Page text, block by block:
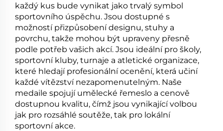
každý kus bude vynikat jako trvalý symbol
sportovního úspěchu. Jsou dostupné s
možností přizpůsobení designu, stuhy a
povrchu, takže mohou být upraveny přesně
podle potřeb vašich akcí. Jsou ideální pro školy,
sportovní kluby, turnaje a atletické organizace,
které hledají profesionální ocenění, která učiní
každé vítězství nezapomenutelným. Naše
medaile spojují umělecké řemeslo a cenově
dostupnou kvalitu, čímž jsou vynikající volbou
jak pro rozsáhlé soutěže, tak pro lokální
sportovní akce.